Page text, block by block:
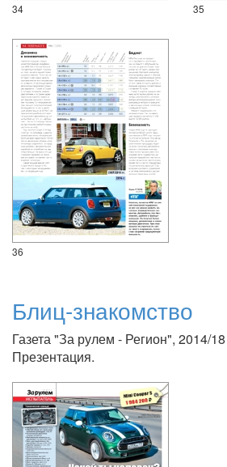
34 35
36
Блиц-знакомство
Газета "За рулем - Регион", 2014/
Презентация.